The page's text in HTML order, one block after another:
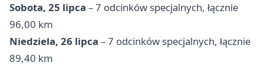
Sobota, 25 lipca – 7 odcinków specjalnych, łącznie
96,00 km
Niedziela, 26 lipca – 7 odcinków specjalnych, łącznie
89,40 km